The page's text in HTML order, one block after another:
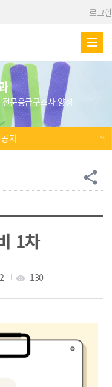
로그인
문응급구조사 양성
지
공
share
1차
조회수
visibility 130